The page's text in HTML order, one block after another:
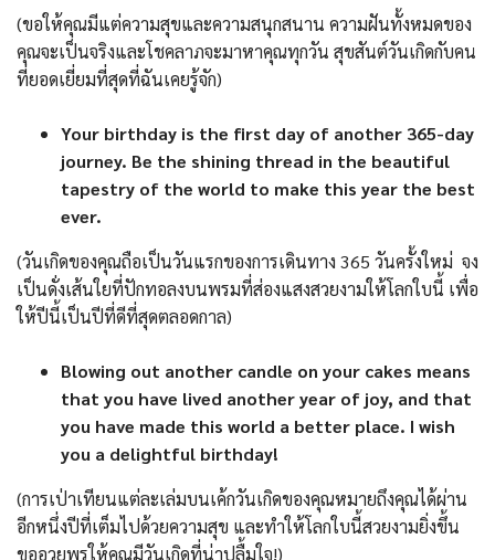
(ขอให้คุณมีแต่ความสุขและความสนุกสนาน ความฝันทั้งหมดของ
คุณจะเป็นจริงและโชคลาภจะมาหาคุณทุกวัน สุขสันต์วันเกิดกับคน
ที่ยอดเยี่ยมที่สุดที่ฉันเคยรู้จัก)
Your birthday is the first day of another 365-day
journey. Be the shining thread in the beautiful
tapestry of the world to make this year the best
ever.
(วันเกิดของคุณถือเป็นวันแรกของการเดินทาง 365 วันครั้งใหม่ จง
เป็นดั่งเส้นใยที่ปักทอลงบนพรมที่ส่องแสงสวยงามให้โลกใบนี้ เพื่อ
ให้ปีนี้เป็นปีที่ดีที่สุดตลอดกาล)
Blowing out another candle on your cakes means
that you have lived another year of joy, and that
you have made this world a better place. I wish
you a delightful birthday!
(การเป่าเทียนแต่ละเล่มบนเค้กวันเกิดของคุณหมายถึงคุณได้ผ่าน
อีกหนึ่งปีที่เต็มไปด้วยความสุข และทำให้โลกใบนี้สวยงามยิ่งขึ้น
ขออวยพรให้คุณมีวันเกิดที่น่าปลื้มใจ!)